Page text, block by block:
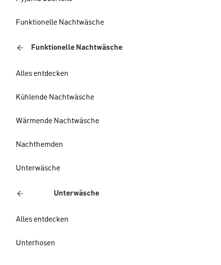
Funktionelle Nachtwäsche
Funktionelle Nachtwäsche
Alles entdecken
Kühlende Nachtwäsche
Wärmende Nachtwäsche
Nachthemden
Unterwäsche
Unterwäsche
Alles entdecken
Unterhosen